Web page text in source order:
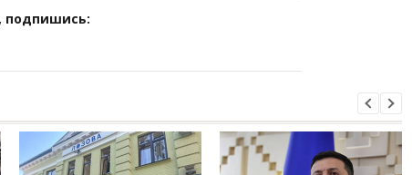
подпишись: